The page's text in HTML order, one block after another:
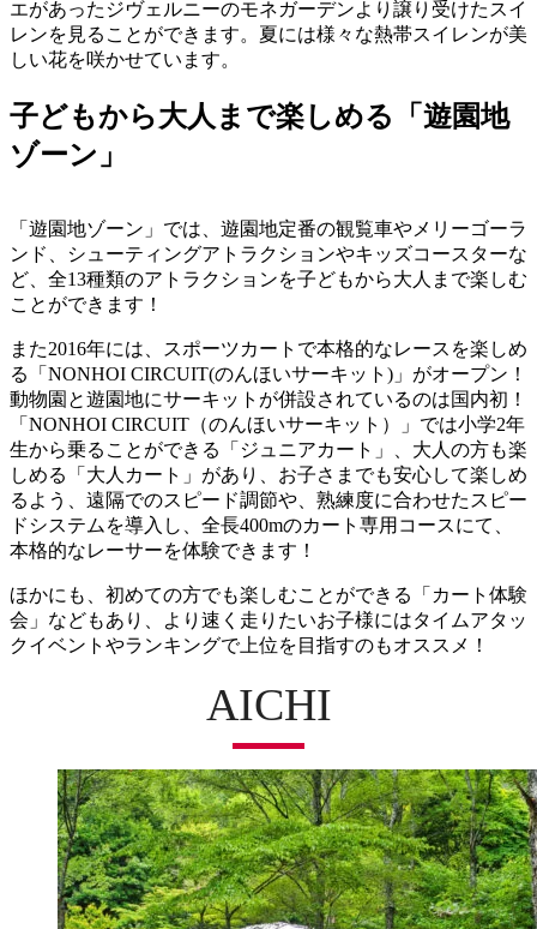
エがあったジヴェルニーのモネガーデンより譲り受けたスイ
レンを見ることができます。夏には様々な熱帯スイレンが美
しい花を咲かせています。
子どもから大人まで楽しめる「遊園地
ゾーン」
「遊園地ゾーン」では、遊園地定番の観覧車やメリーゴーラ
ンド、シューティングアトラクションやキッズコースターな
ど、全13種類のアトラクションを子どもから大人まで楽しむ
ことができます！
また2016年には、スポーツカートで本格的なレースを楽しめ
る「NONHOI CIRCUIT(のんほいサーキット)」がオープン！
動物園と遊園地にサーキットが併設されているのは国内初！
「NONHOI CIRCUIT（のんほいサーキット）」では小学2年
生から乗ることができる「ジュニアカート」、大人の方も楽
しめる「大人カート」があり、お子さまでも安心して楽しめ
るよう、遠隔でのスピード調節や、熟練度に合わせたスピー
ドシステムを導入し、全長400mのカート専用コースにて、
本格的なレーサーを体験できます！
ほかにも、初めての方でも楽しむことができる「カート体験
会」などもあり、より速く走りたいお子様にはタイムアタッ
クイベントやランキングで上位を目指すのもオススメ！
AICHI
西条園 あいや本店
元祖 鯱もなか本店
STUDIO 894
わんわん動物園
東谷山フルーツパーク
あいち航空ミュージアム
豊川稲荷
刈谷ハイウェイオアシス
志段味古墳群歴史の里
鞍ケ池公園
MIZKAN MUSEUM
茶臼山高原
INAXライブミュージアム
あいち朝日遺跡ミュージアム
両口屋是清 八事店
宮きしめん 神宮店
八事山興正寺
SHITARA VILLAGE
トヨタ産業技術記念館
足助（香嵐渓）
愛知こどもの国
竹島水族館
日間賀島
半田赤レンガ建物
安城産業文化公園デンパーク
のんほいパーク（豊橋総合動植物園）
トヨタ博物館
豊田市博物館
レゴランド®・ジャパン・リゾート
南知多ビーチランド
野外民族博物館リトルワールド
お菓子の城
木曽川鵜飼遊覧
日本モンキーパーク
徳川園
佐久島
名古屋港水族館
東山動植物園
豊田市美術館
カクキュー八丁味噌（八丁味噌の郷）
大須商店街
ラグーナテンボス
矢場とん 矢場町本店
味仙 矢場店
名古屋城
熱田神宮
博物館 明治村
豊田おいでんまつり
犬山城
あつた蓬莱軒 本店